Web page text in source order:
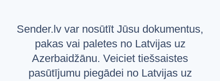
Jautājumi un atbildes
VALODA
Latviešu
Sender.lv var nosūtīt Jūsu dokumentus,
pakas vai paletes no Latvijas uz
Azerbaidžānu. Veiciet tiešsaistes
pasūtījumu piegādei no Latvijas uz